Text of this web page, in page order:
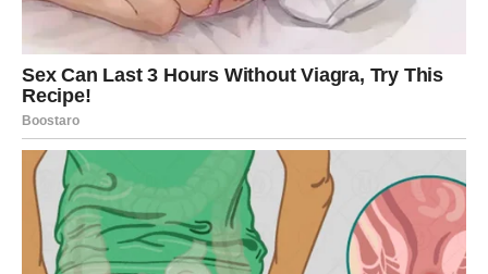
snažan susret koji menja tok emocija
povratak osobe sa kojom je ostalo mnogo nerešenog
istinu koja izlazi na površinu posle dužeg vremena
Ovo nije laka energija, ali jeneophodna. Stara ljubav se
vraća da bi se razrešile karmičke lekcije – da biste
oprostili, pustili ili obnovili vezu na potpuno drugačijim